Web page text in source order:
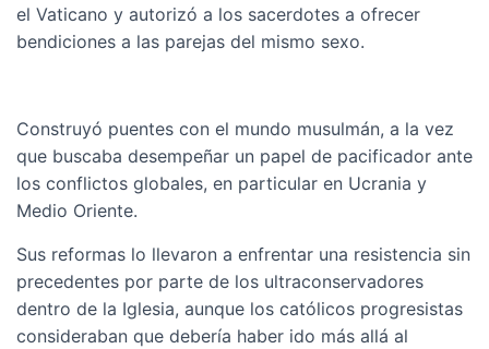
el Vaticano y autorizó a los sacerdotes a ofrecer
bendiciones a las parejas del mismo sexo.
Construyó puentes con el mundo musulmán, a la vez
que buscaba desempeñar un papel de pacificador ante
los conflictos globales, en particular en Ucrania y
Medio Oriente.
Sus reformas lo llevaron a enfrentar una resistencia sin
precedentes por parte de los ultraconservadores
dentro de la Iglesia, aunque los católicos progresistas
consideraban que debería haber ido más allá al